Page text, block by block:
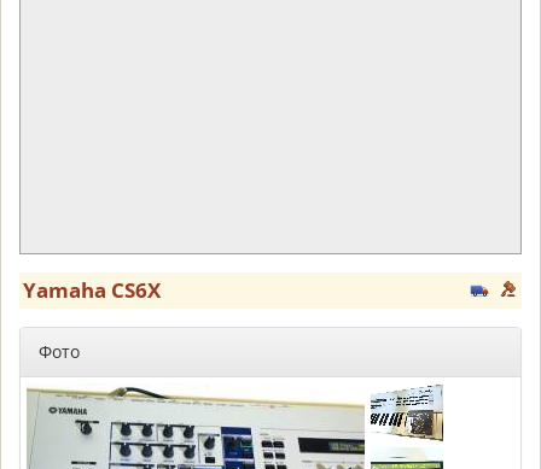
Yamaha CS6X
Фото